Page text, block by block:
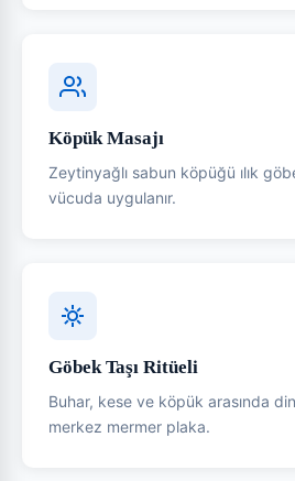
Köpük Masajı
Zeytinyağlı sabun köpüğü ılık
vücuda uygulanır.
Göbek Taşı Ritüeli
Buhar, kese ve köpük arasında
merkez mermer plaka.